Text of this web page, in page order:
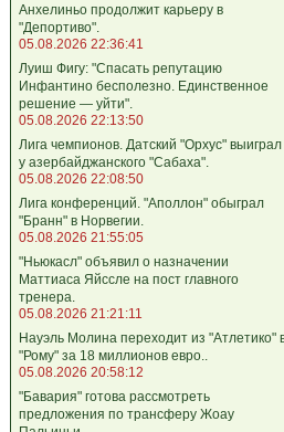
Анхелиньо продолжит карьеру в
"Депортиво".
05.08.2026 22:36:41
Луиш Фигу: "Спасать репутацию
Инфантино бесполезно. Единственное
решение — уйти".
05.08.2026 22:13:50
Лига чемпионов. Датский "Орхус" выиграл
у азербайджанского "Сабаха".
05.08.2026 22:08:50
Лига конференций. "Аполлон" обыграл
"Бранн" в Норвегии.
05.08.2026 21:55:05
"Ньюкасл" объявил о назначении
Маттиаса Яйссле на пост главного
тренера.
05.08.2026 21:21:11
Науэль Молина переходит из "Атлетико"
"Рому" за 18 миллионов евро..
05.08.2026 20:58:12
"Бавария" готова рассмотреть
предложения по трансферу Жоау